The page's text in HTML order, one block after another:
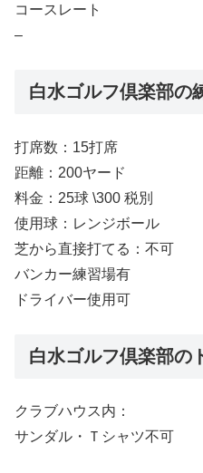
コースレート
–
白水ゴルフ倶楽部の
打席数：15打席
距離：200ヤード
料金：25球 \300 税別
使用球：レンジボール
芝から直接打てる：不可
バンカー練習場有
ドライバー使用可
白水ゴルフ倶楽部の
クラブハウス内：
サンダル・Ｔシャツ不可